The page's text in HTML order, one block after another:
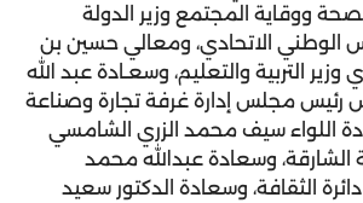
ووقاية المجتمع وزير الدولة
الوطني الاتحادي، ومعالي حسين بن
وزير التربية والتعليم، وسعـادة عبد الله
رئيس مجلس إدارة غرفة تجارة وصناعة
اللواء سيف محمد الزري الشامسي
الشارقة، وسعادة عبدالله محمد
الثقافة، وسعادة الدكتور سعيد